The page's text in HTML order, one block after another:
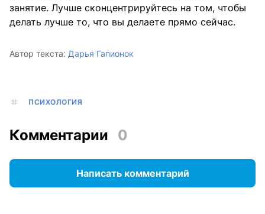
занятие. Лучше сконцентрируйтесь на том, чтобы
делать лучше то, что вы делаете прямо сейчас.
Автор текста: Дарья Гапионок
ПСИХОЛОГИЯ
Комментарии 0
Написать комментарий